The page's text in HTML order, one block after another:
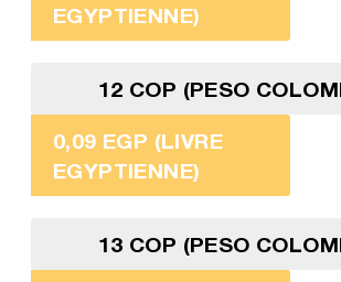
EGYPTIENNE)
12 COP (PESO
0,09 EGP (LIVRE
EGYPTIENNE)
13 COP (PESO